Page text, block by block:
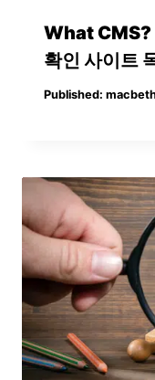
What CMS?
확인 사이트
Published: